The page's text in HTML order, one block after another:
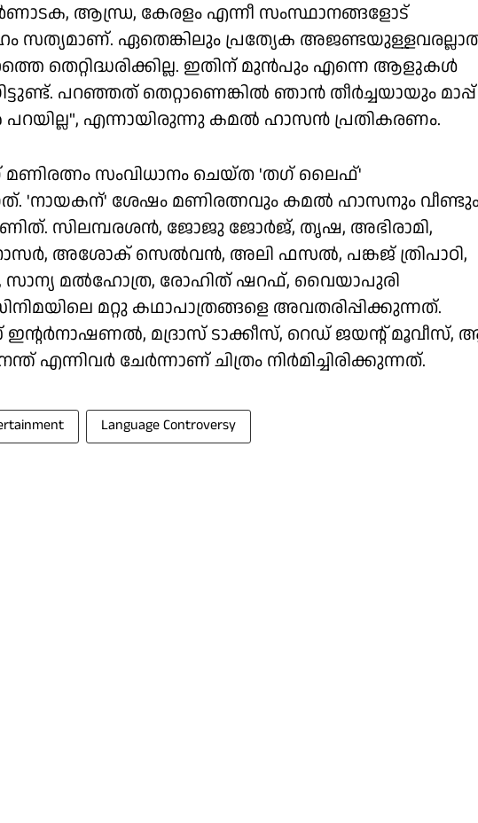
ആന്ധ്ര, കേരളം എന്നീ സംസ്ഥാനങ്ങളോട്
സത്യമാണ്. ഏതെങ്കിലും പ്രത്യേക
തെറ്റിദ്ധരിക്കില്ല. ഇതിന് മുന്‍പും എന്നെ ആളുകള്‍
പറഞ്ഞത് തെറ്റാണെങ്കില്‍ ഞാന്‍ തീര്‍ച്ചയായും മാപ്പ്
പറയില്ല", എന്നായിരുന്നു കമല്‍ ഹാസന്‍ പ്രതികരണം.
സംവിധാനം ചെയ്ത 'തഗ് ലൈഫ്'
'നായകന്' ശേഷം മണിരത്നവും കമല്‍ ഹാസനും
സിലമ്പരശന്‍, ജോജു ജോര്‍ജ്, തൃഷ, അഭിരാമി,
അശോക് സെല്‍വന്‍, അലി ഫസല്‍, പങ്കജ് ത്രിപാഠി,
മല്‍ഹോത്ര, രോഹിത് ഷറഫ്, വൈയാപുരി
മറ്റു കഥാപാത്രങ്ങളെ അവതരിപ്പിക്കുന്നത്.
ഇൻ്റര്‍നാഷണല്‍, മദ്രാസ് ടാക്കീസ്, റെഡ് ജയൻ്റ് മൂവീസ്,
എന്നിവര്‍ ചേര്‍ന്നാണ് ചിത്രം നിർമിച്ചിരിക്കുന്നത്.
Language Controversy